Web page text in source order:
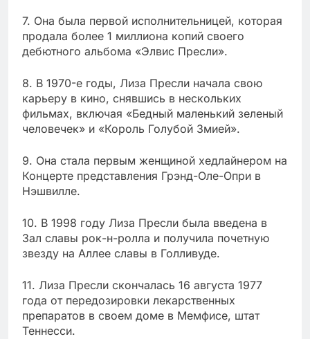
7. Она была первой исполнительницей, которая
продала более 1 миллиона копий своего
дебютного альбома «Элвис Пресли».
8. В 1970-е годы, Лиза Пресли начала свою
карьеру в кино, снявшись в нескольких
фильмах, включая «Бедный маленький зеленый
человечек» и «Король Голубой Змией».
9. Она стала первым женщиной хедлайнером на
Концерте представления Грэнд-Оле-Опри в
Нэшвилле.
10. В 1998 году Лиза Пресли была введена в
Зал славы рок-н-ролла и получила почетную
звезду на Аллее славы в Голливуде.
11. Лиза Пресли скончалась 16 августа 1977
года от передозировки лекарственных
препаратов в своем доме в Мемфисе, штат
Теннесси.